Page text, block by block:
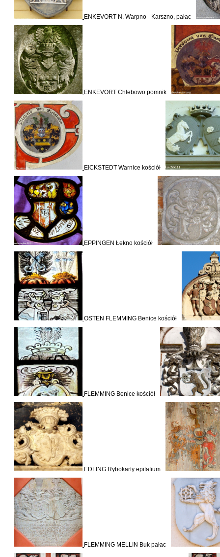
ENKEVORT N. Warpno - Karszno, pałac
ENKEVORT Chlebowo pomnik
EICKSTEDT Warnice kościół
EPPINGEN Łekno kościół
OSTEN FLEMMING Benice kościół
FLEMMING Benice kościół
EDLING Rybokarty epitafium
FLEMMING MELLIN Buk pałac